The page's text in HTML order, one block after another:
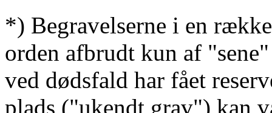
*) Begravelserne i en
orden afbrudt kun af
ved dødsfald har fået
plads ("ukendt grav") kan